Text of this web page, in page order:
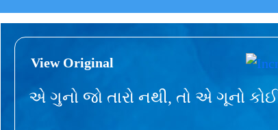
View Original
એ ગુનો જો તારો નથી, તો એ ગૂનો